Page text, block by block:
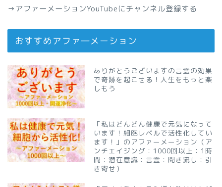
→ アファーメーションYouTubeにチャンネル登録する
おすすめアファ―メーション
ありがとうございますの言霊の効果
で奇跡を起こせる！人生をもっと楽
しもう
「私はどんどん健康で元気になって
います！細胞レベルで活性化してい
ます！」のアファーメーション（ア
ンチエイジング：1000回以上：1時
間：潜在意識：言霊：聞き流し：引
き寄せ）